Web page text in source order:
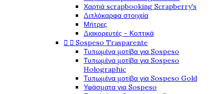
Χαρτιά scrapbooking Scrapberry's
Διπλόκαρφα στοιχεία
Μήτρες
Διακορευτές - Κοπτικά
  Sospeso Trasparente
Τυπωμένα μοτίβα για Sospeso
Τυπωμένα μοτίβα για Sospeso
Holographic
Τυπωμένα μοτίβα για Sospeso Gold
Υφάσματα για Sospeso